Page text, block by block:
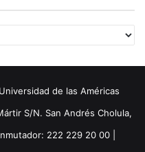
de las Américas
S/N. San Andrés Cholula,
222 229 20 00 |